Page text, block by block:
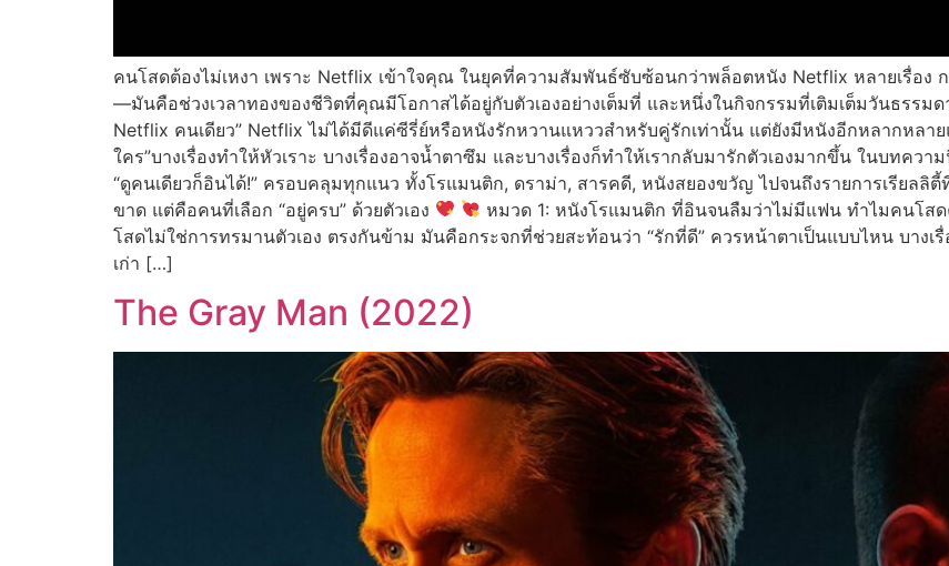
คนโสดต้องไม่เหงา เพราะ Netflix เข้าใจคุณ ในยุคที่ความสัมพันธ์ซับซ้อนกว่าพล็อตหนัง Netflix หลายเรื่อง
—มันคือช่วงเวลาทองของชีวิตที่คุณมีโอกาสได้อยู่กับตัวเองอย่างเต็มที่ และหนึ่งในกิจกรรมที่เติมเต็มวันธรรมด
Netflix คนเดียว” Netflix ไม่ได้มีดีแค่ซีรี่ย์หรือหนังรักหวานแหววสำหรับคู่รักเท่านั้น แต่ยังมีหนังอีกหลากหลา
ใคร”บางเรื่องทำให้หัวเราะ บางเรื่องอาจน้ำตาซึม และบางเรื่องก็ทำให้เรากลับมารักตัวเองมากขึ้น ในบทค
“ดูคนเดียวก็อินได้!” ครอบคลุมทุกแนว ทั้งโรแมนติก, ดราม่า, สารคดี, หนังสยองขวัญ ไปจนถึงรายการเรียลลิ
ขาด แต่คือคนที่เลือก “อยู่ครบ” ด้วยตัวเอง
หมวด 1: หนังโรแมนติก ที่อินจนลืมว่าไม่มีแฟน ทำไมคนโส
โสดไม่ใช่การทรมานตัวเอง ตรงกันข้าม มันคือกระจกที่ช่วยสะท้อนว่า “รักที่ดี” ควรหน้าตาเป็นแบบไหน บาง
เก่า […]
The Gray Man (2022)